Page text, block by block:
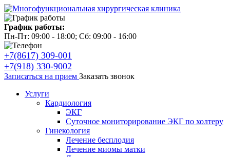
График работы:
Пн-Пт: 09:00 - 18:00; Сб: 09:00 - 16:00
+7(8617) 309-001
+7(918) 330-9002
Записаться на прием Заказать звонок
Услуги
Кардиология
ЭКГ
Суточное мониторирование ЭКГ по холтеру
Гинекология
Лечение бесплодия
Лечение миомы матки